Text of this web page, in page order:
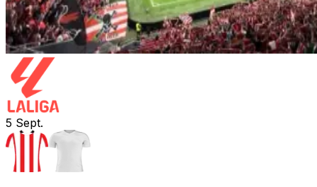
5 Sept.